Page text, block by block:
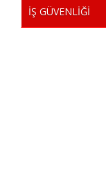
İŞ GÜVENLİĞİ